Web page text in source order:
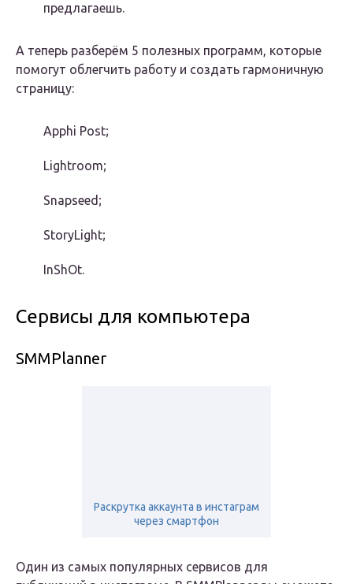
предлагаешь.
А теперь разберём 5 полезных программ, которые
помогут облегчить работу и создать гармоничную
страницу:
Apphi Post;
Lightroom;
Snapseed;
StoryLight;
InShOt.
Сервисы для компьютера
SMMPlanner
Раскрутка аккаунта в инстаграм
через смартфон
Один из самых популярных сервисов для